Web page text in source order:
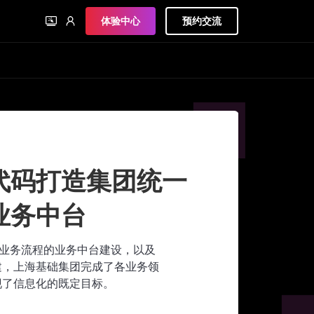
体验中心 预约交流
码打造集团统一
务中台
务流程的业务中台建设，以及
上海基础集团完成了各业务领
信息化的既定目标。